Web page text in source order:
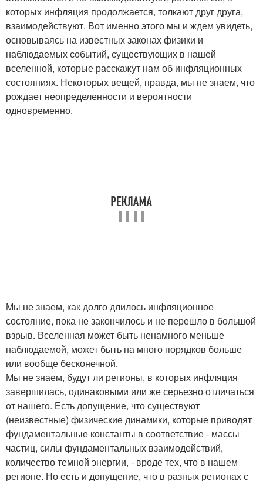
которых инфляция продолжается, толкают друг друга,
взаимодействуют. Вот именно этого мы и ждем увидеть,
основываясь на известных законах физики и
наблюдаемых событий, существующих в нашей
вселенной, которые расскажут нам об инфляционных
состояниях. Некоторых вещей, правда, мы не знаем, что
рождает неопределенности и вероятности
одновременно.
Мы не знаем, как долго длилось инфляционное
состояние, пока не закончилось и не перешло в большой
взрыв. Вселенная может быть ненамного меньше
наблюдаемой, может быть на много порядков больше
или вообще бесконечной.
Мы не знаем, будут ли регионы, в которых инфляция
завершилась, одинаковыми или же серьезно отличаться
от нашего. Есть допущение, что существуют
(неизвестные) физические динамики, которые приводят
фундаментальные константы в соответствие - массы
частиц, силы фундаментальных взаимодействий,
количество темной энергии, - вроде тех, что в нашем
регионе. Но есть и допущение, что в разных регионах с